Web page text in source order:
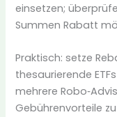
einsetzen;
Summen Rabatt
Praktisch: setze
thesaurierende
mehrere
Gebührenvorteile